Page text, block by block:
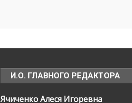
И.О. ГЛАВНОГО РЕДАКТОРА
Ячиченко Алеся Игоревна